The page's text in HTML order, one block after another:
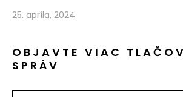
25. apríla, 2024
OBJAVTE VIAC
SPRÁV